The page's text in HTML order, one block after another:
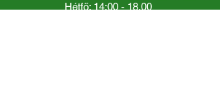
Hétfő: 14:00 - 18.00